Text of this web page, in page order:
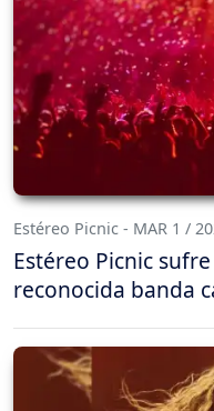
Estéreo Picnic - MAR 1 /
Estéreo Picnic
reconocida banda